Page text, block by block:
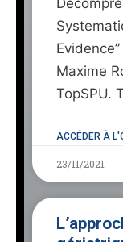
Maxime
TopSPU.
ACCÉDER À
23/11/2021